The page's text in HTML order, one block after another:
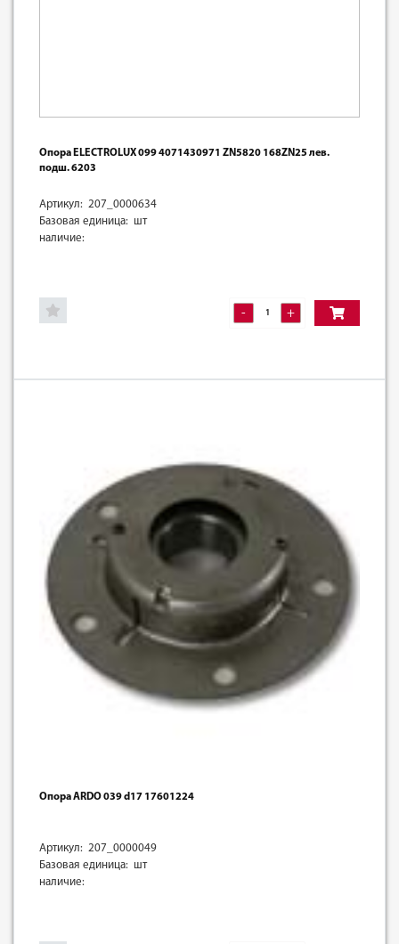
Опора ELECTROLUX 099 4071430971 ZN5820 168ZN25 лев.
подш. 6203
Артикул: 207_0000634
Базовая единица: шт
наличие:
- +
Опора ARDO 039 d17 17601224
Артикул: 207_0000049
Базовая единица: шт
наличие: